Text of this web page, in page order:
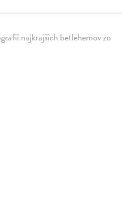
najkrajších betlehemov zo